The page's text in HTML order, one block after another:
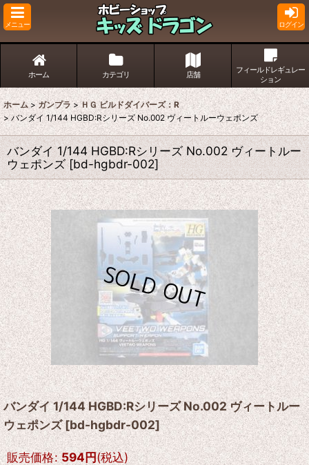
メニュー ログイン
ホーム カテゴリ 店舗
フィールドレギュレー
ション
ホーム > ガンプラ > ＨＧ ビルドダイバーズ：R
> バンダイ 1/144 HGBD:Rシリーズ No.002 ヴィートルーウェポンズ
バンダイ 1/144 HGBD:Rシリーズ No.002 ヴィートルー
ウェポンズ [bd-hgbdr-002]
バンダイ 1/144 HGBD:Rシリーズ No.002 ヴィートルー
ウェポンズ[bd-hgbdr-002]
販売価格: 594円(税込)